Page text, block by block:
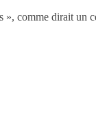
», comme dirait un